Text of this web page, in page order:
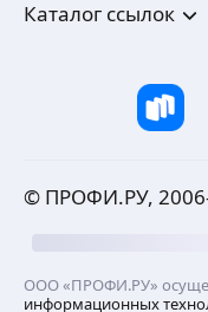
Каталог ссылок
© ПРОФИ.РУ,
ООО «ПРОФИ.РУ»
информационных